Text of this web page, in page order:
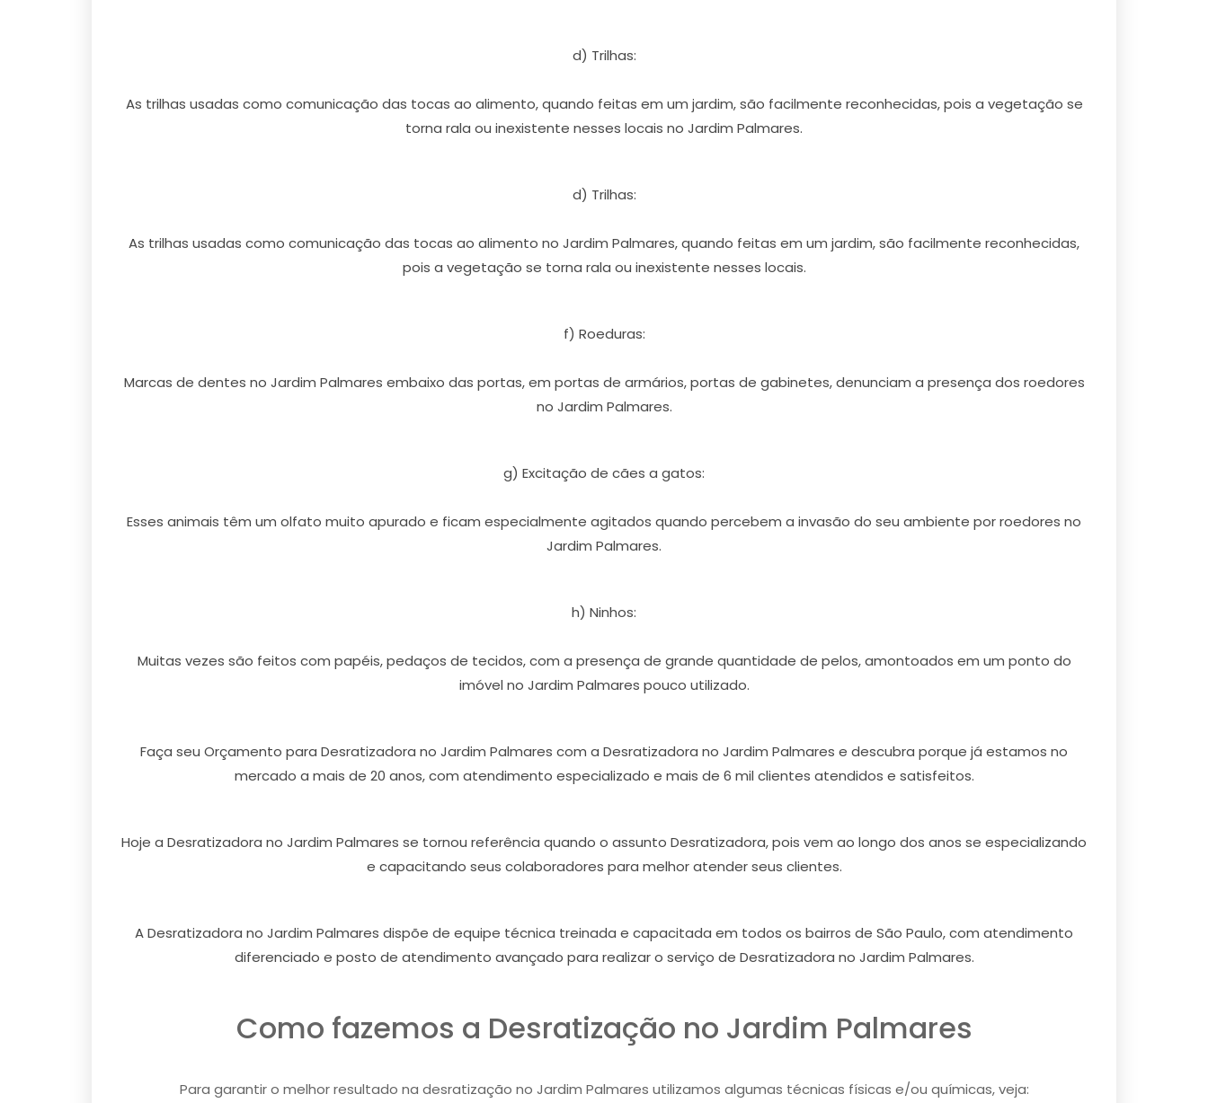
d) Trilhas:
As trilhas usadas como comunicação das tocas ao alimento, quando feitas em um jardim, são facilmente reconhecidas, pois a vegetação se
torna rala ou inexistente nesses locais no Jardim Palmares.
d) Trilhas:
As trilhas usadas como comunicação das tocas ao alimento no Jardim Palmares, quando feitas em um jardim, são facilmente reconhecidas,
pois a vegetação se torna rala ou inexistente nesses locais.
f) Roeduras:
Marcas de dentes no Jardim Palmares embaixo das portas, em portas de armários, portas de gabinetes, denunciam a presença dos roedores
no Jardim Palmares.
g) Excitação de cães a gatos:
Esses animais têm um olfato muito apurado e ficam especialmente agitados quando percebem a invasão do seu ambiente por roedores no
Jardim Palmares.
h) Ninhos:
Muitas vezes são feitos com papéis, pedaços de tecidos, com a presença de grande quantidade de pelos, amontoados em um ponto do
imóvel no Jardim Palmares pouco utilizado.
Faça seu Orçamento para Desratizadora no Jardim Palmares com a Desratizadora no Jardim Palmares e descubra porque já estamos no
mercado a mais de 20 anos, com atendimento especializado e mais de 6 mil clientes atendidos e satisfeitos.
Hoje a Desratizadora no Jardim Palmares se tornou referência quando o assunto Desratizadora, pois vem ao longo dos anos se especializando
e capacitando seus colaboradores para melhor atender seus clientes.
A Desratizadora no Jardim Palmares dispõe de equipe técnica treinada e capacitada em todos os bairros de São Paulo, com atendimento
diferenciado e posto de atendimento avançado para realizar o serviço de Desratizadora no Jardim Palmares.
Como fazemos a Desratização no Jardim Palmares
Para garantir o melhor resultado na desratização no Jardim Palmares utilizamos algumas técnicas físicas e/ou químicas, veja: